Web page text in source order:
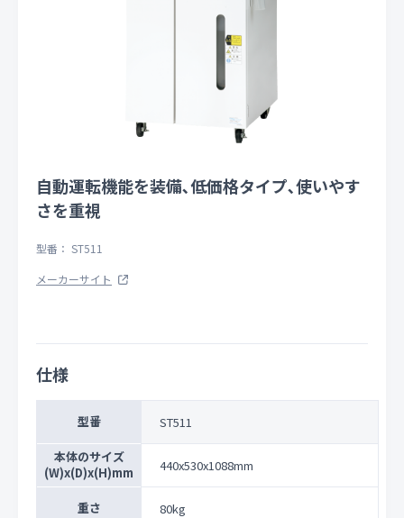
自動運転機能を装備､低価格タイプ､使いやす
さを重視
型番： ST511
メーカーサイト
仕様
型番
ST511
本体のサイズ
(W)x(D)x(H)mm
440x530x1088mm
重さ 80kg